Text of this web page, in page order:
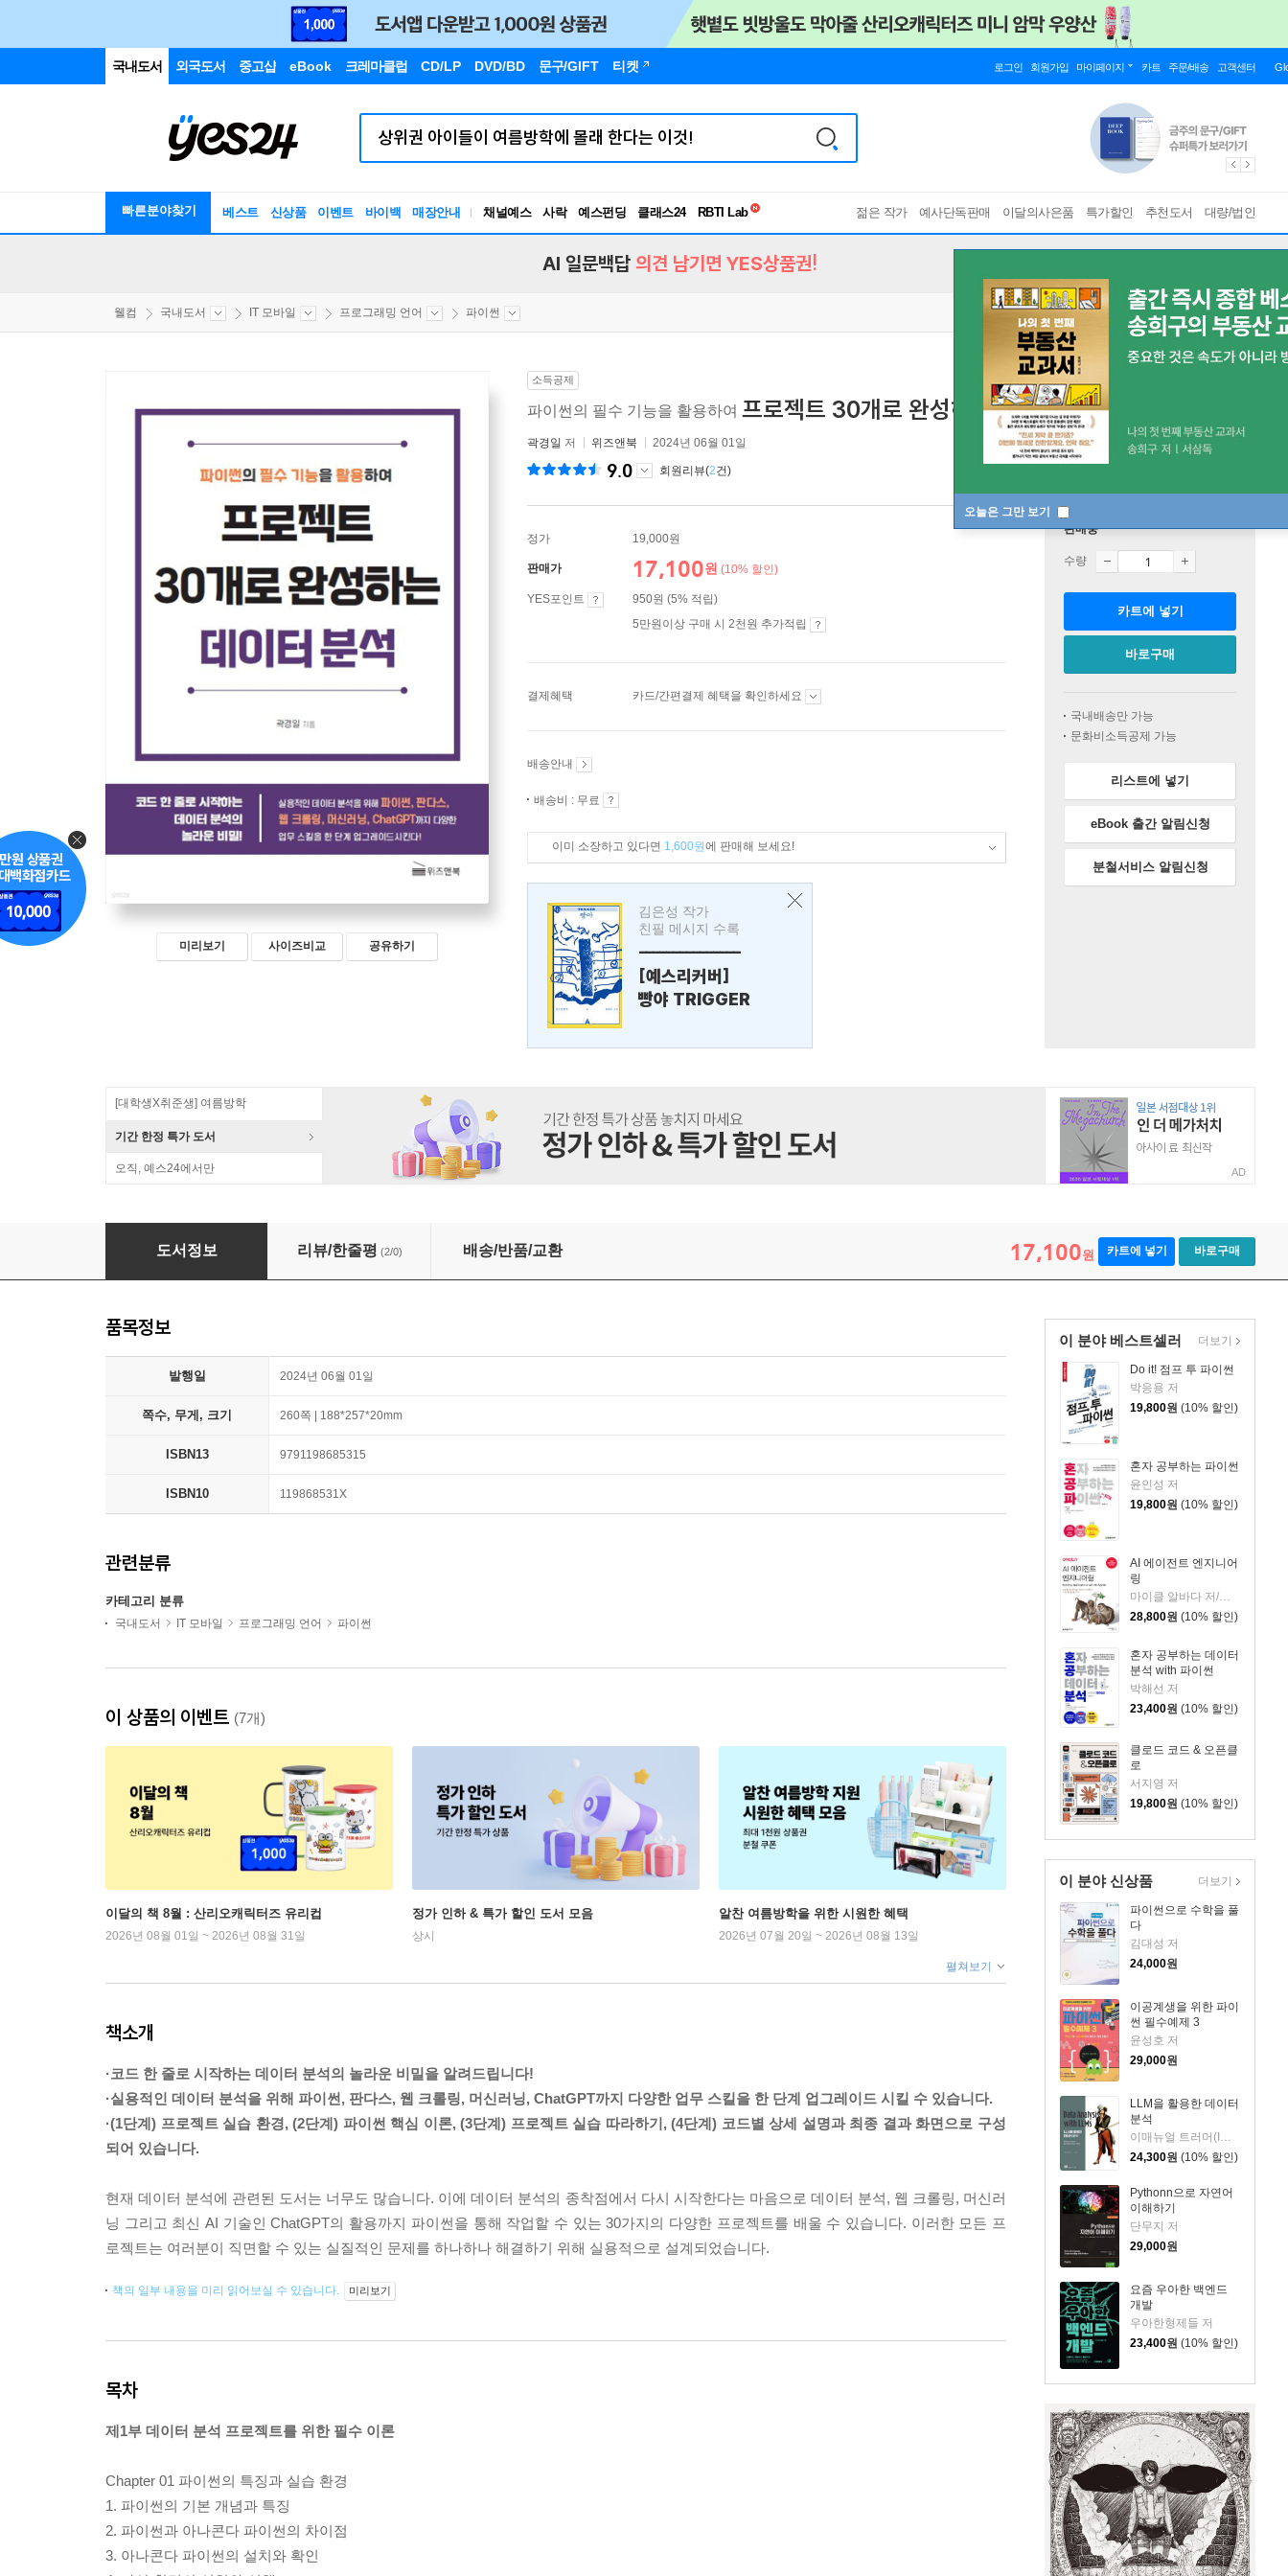
국내도서 외국도서 중고샵 eBook 크레마클럽 CD/LP DVD/BD 문구/GIFT 티켓 로그인 회원가입 마이페이지 카트 주문/배송 고객센터
빠른분야찾기 베스트 신상품 이벤트 바이백 매장안내 채널예스 사락 예스펀딩 클래스24
RBTI Lab
독서유형검사
젊은 작가 예사단독판매 이달의사은품 특가할인 추천도서 대량/법인
오늘은 그만 보기
AI 일문백답 의견 남기면 YES상품권!
웰컴 국내도서 IT 모바일 프로그래밍 언어 파이썬
미리보기 사이즈비교 공유하기
소득공제
파이썬의 필수 기능을 활용하여 프로젝트 30개로 완성하는 데이터 분석
곽경일 저 위즈앤북 2024년 06월 01일
9.0 회원리뷰(2건)
정가 19,000원
판매가 17,100원 (10% 할인)
YES포인트
950원 (5% 적립)
5만원이상 구매 시 2천원 추가적립
결제혜택 카드/간편결제 혜택을 확인하세요
배송안내
배송비 : 무료
이미 소장하고 있다면 1,600원에 판매해 보세요!
김은성 작가
친필 메시지 수록
---------------
[예스리커버]
빵야 TRIGGER
판매중
수량
카트에 넣기
바로구매
국내배송만 가능
문화비소득공제 가능
리스트에 넣기
eBook 출간 알림신청
분철서비스 알림신청
[대학생X취준생] 여름방학
기간 한정 특가 도서
오직, 예스24에서만 AD
프로젝트 30개로 완성하는 데이터 분석
도서정보 리뷰/한줄평 (2/0) 배송/반품/교환 17,100원 카트에 넣기 바로구매
이 분야 베스트셀러
Do it! 점프 투 파이썬
박응용 저
19,800원 (10% 할인)
혼자 공부하는 파이썬
윤인성 저
19,800원 (10% 할인)
AI 에이전트 엔지니어
링
마이클 알바다 저/강민혁 역
28,800원 (10% 할인)
혼자 공부하는 데이터
분석 with 파이썬
박해선 저
23,400원 (10% 할인)
클로드 코드 & 오픈클
로
서지영 저
19,800원 (10% 할인)
더보기
이 분야 신상품
파이썬으로 수학을 풀
다
김대성 저
24,000원
이공계생을 위한 파이
썬 필수예제 3
윤성호 저
29,000원
LLM을 활용한 데이터
분석
이매뉴얼 트러머(Immanuel Trummer) 저/옥경석 역
24,300원 (10% 할인)
Pythonn으로 자연어
이해하기
단무지 저
29,000원
요즘 우아한 백엔드
개발
우아한형제들 저
23,400원 (10% 할인)
더보기
품목정보
발행일 2024년 06월 01일
쪽수, 무게, 크기 260쪽 | 188*257*20mm
ISBN13 9791198685315
ISBN10 119868531X
관련분류
카테고리 분류
국내도서 IT 모바일 프로그래밍 언어 파이썬
이 상품의 이벤트 (7개)
이달의 책 8월 : 산리오캐릭터즈 유리컵
2026년 08월 01일 ~ 2026년 08월 31일
정가 인하 & 특가 할인 도서 모음
상시
알찬 여름방학을 위한 시원한 혜택
2026년 07월 20일 ~ 2026년 08월 13일
펼쳐보기
책소개
·코드 한 줄로 시작하는 데이터 분석의 놀라운 비밀을 알려드립니다!
·실용적인 데이터 분석을 위해 파이썬, 판다스, 웹 크롤링, 머신러닝, ChatGPT까지 다양한 업무 스킬을 한 단계 업그레이드 시킬 수 있습니다.
·(1단계) 프로젝트 실습 환경, (2단계) 파이썬 핵심 이론, (3단계) 프로젝트 실습 따라하기, (4단계) 코드별 상세 설명과 최종 결과 화면으로 구성
되어 있습니다.
현재 데이터 분석에 관련된 도서는 너무도 많습니다. 이에 데이터 분석의 종착점에서 다시 시작한다는 마음으로 데이터 분석, 웹 크롤링, 머신러
닝 그리고 최신 AI 기술인 ChatGPT의 활용까지 파이썬을 통해 작업할 수 있는 30가지의 다양한 프로젝트를 배울 수 있습니다. 이러한 모든 프
로젝트는 여러분이 직면할 수 있는 실질적인 문제를 하나하나 해결하기 위해 실용적으로 설계되었습니다.
책의 일부 내용을 미리 읽어보실 수 있습니다. 미리보기
목차
제1부 데이터 분석 프로젝트를 위한 필수 이론
Chapter 01 파이썬의 특징과 실습 환경
1. 파이썬의 기본 개념과 특징
2. 파이썬과 아나콘다 파이썬의 차이점
3. 아나콘다 파이썬의 설치와 확인